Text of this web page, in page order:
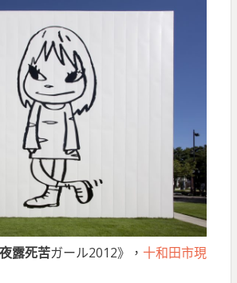
露死苦ガール2012》， 十和田市現